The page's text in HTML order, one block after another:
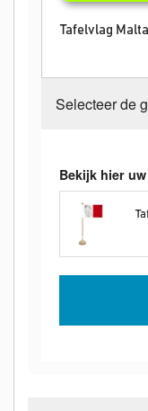
Tafelvlag Malta
Selecteer de
Bekijk hier